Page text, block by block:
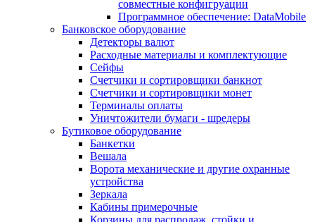
совместные конфигруации
Программное обеспечение: DataMobile
Банковское оборудование
Детекторы валют
Расходные материалы и комплектующие
Сейфы
Счетчики и сортировщики банкнот
Счетчики и сортировщики монет
Терминалы оплаты
Уничтожители бумаги - шредеры
Бутиковое оборудование
Банкетки
Вешала
Ворота механические и другие охранные
устройства
Зеркала
Кабины примерочные
Корзины для распродаж, стойки и